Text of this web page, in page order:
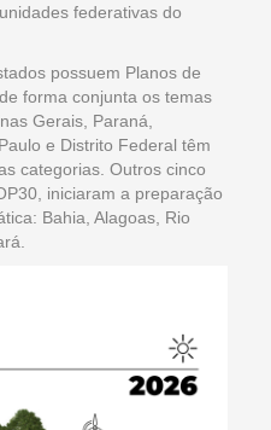
federativas do
possuem Planos de
forma conjunta os temas
Gerais, Paraná,
e Distrito Federal têm
categorias. Outros cinco
iniciaram a preparação
Bahia, Alagoas, Rio